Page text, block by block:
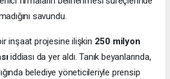
savundu.
inşaat projesine ilişkin 250 milyon
iddiası da yer aldı. Tanık beyanlarında,
belediye yöneticileriyle prensip